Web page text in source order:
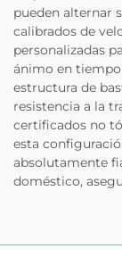
pueden alternar
calibrados de
personalizadas
ánimo en tiempo
estructura de
resistencia a la
certificados no
esta
absolutamente
doméstico,